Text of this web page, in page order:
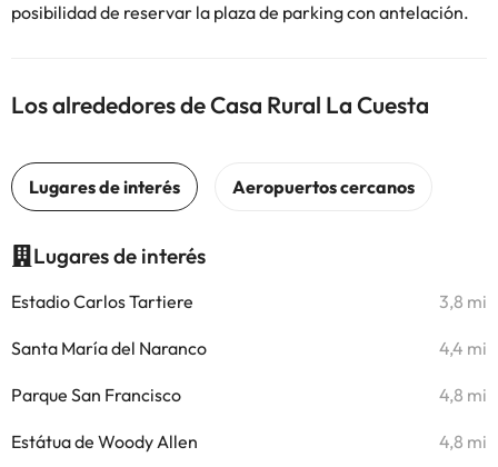
posibilidad de reservar la plaza de parking con antelación.
Los alrededores de Casa Rural La Cuesta
Lugares de interés
Estadio Carlos Tartiere 3,8 mi
Santa María del Naranco 4,4 mi
Parque San Francisco 4,8 mi
Estátua de Woody Allen 4,8 mi